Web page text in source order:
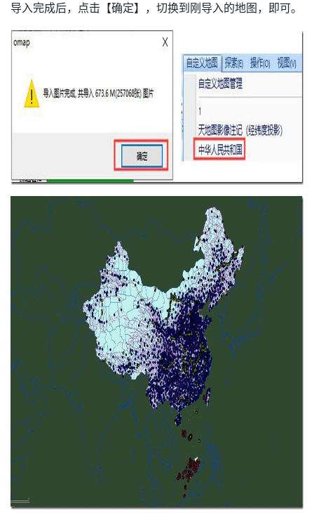
导入完成后，点击【确定】，切换到刚导入的地图，即可。